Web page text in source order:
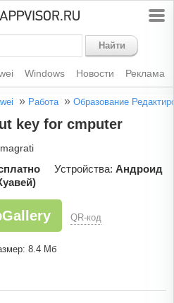
Найти
Windows Новости Реклама
» Работа » Образование
key for cmputer
Устройства: Андроид
QR-код
8.4 Мб